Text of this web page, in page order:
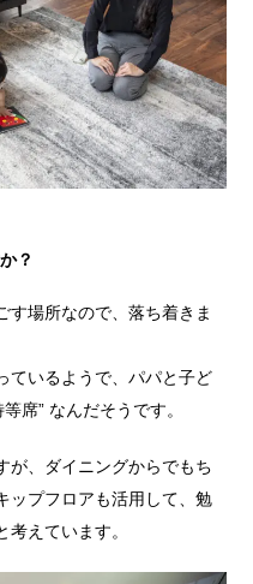
？
す場所なので、落ち着きま
ているようで、パパと子ど
席” なんだそうです。
が、ダイニングからでもち
ップフロアも活用して、勉
えています。